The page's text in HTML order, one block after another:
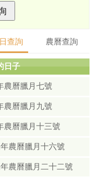
查詢 農曆查詢
日子
農曆臘月七號
農曆臘月九號
農曆臘月十三號
農曆臘月十六號
農曆臘月二十二號